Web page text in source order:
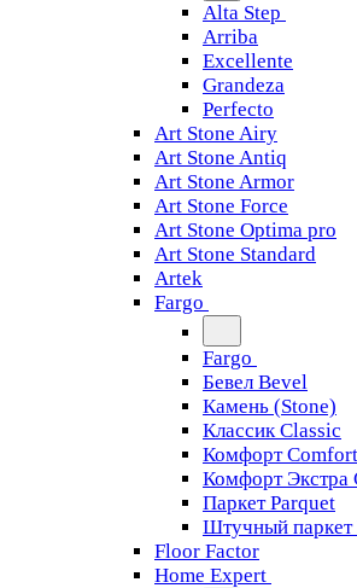
Alta Step
Arriba
Excellente
Grandeza
Perfecto
Art Stone Airy
Art Stone Antiq
Art Stone Armor
Art Stone Force
Art Stone Optima pro
Art Stone Standard
Artek
Fargo
Fargo
Бевел Bevel
Камень (Stone)
Классик Classic
Комфорт Comfort
Комфорт
Паркет Parquet
Штучный паркет
Floor Factor
Home Expert